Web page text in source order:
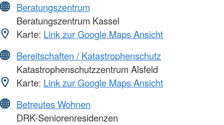
Beratungszentrum
Beratungszentrum Kassel
Karte: Link zur Google Maps Ansicht
Bereitschaften / Katastrophenschutz
Katastrophenschutzzentrum Alsfeld
Karte: Link zur Google Maps Ansicht
Betreutes Wohnen
DRK-Seniorenresidenzen